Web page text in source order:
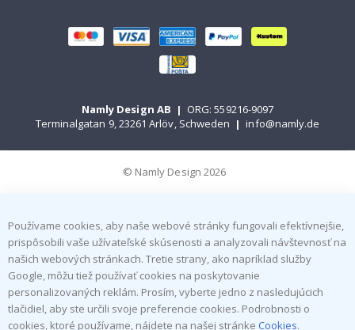
Namly Design AB | ORG: 559216-9097
Terminalgatan 9, 23261 Arlöv, Schweden | info@namly.de
© Namly Design 2026
Používame cookies, aby naše webové stránky fungovali efektívnejšie,
prispôsobili vaše užívateľské skúsenosti a analyzovali návštevnosť na
našich webových stránkach. Tretie strany, ako napríklad služby
Google, môžu tiež používať cookies na poskytovanie
personalizovaných reklám. Prosím, vyberte jedno z nasledujúcich
tlačidiel, aby ste určili svoje preferencie cookies. Podrobnosti o
cookies, ktoré používame, nájdete na našej stránke Cookies.